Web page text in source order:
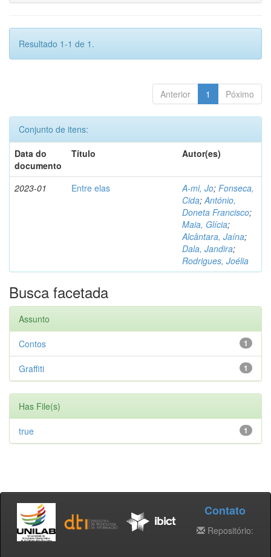
Resultado 1-1 de 1.
Anterior 1 Póximo
Conjunto de itens:
Data do
documento
Título Autor(es)
2023-01 Entre elas A-mi, Jo; Fonseca,
Cida;António,
Doneta Francisco;
Maia, Glícia;
Alcântara, Jaína;
Dala, Jandira;
Rodrigues, Joélia
Busca facetada
Assunto
1
Contos
1
Graffiti
Has File(s)
1
true
Contato
Repositório: